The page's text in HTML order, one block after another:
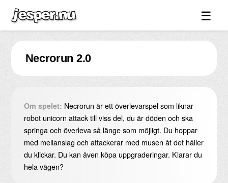
☰
Spel ↓
Bilder ↓
Forum ↓
Videos
Blandat ↓
Om sidan ↓
Necrorun 2.0
Om spelet: Necrorun är ett överlevarspel som liknar
robot unicorn attack till viss del, du är döden och ska
springa och överleva så länge som möjligt. Du hoppar
med mellanslag och attackerar med musen åt det håller
du klickar. Du kan även köpa uppgraderingar. Klarar du
hela vägen?